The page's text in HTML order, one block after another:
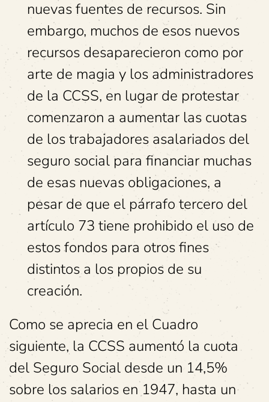
nuevas fuentes de recursos. Sin
embargo, muchos de esos nuevos
recursos desaparecieron como por
arte de magia y los administradores
de la CCSS, en lugar de protestar
comenzaron a aumentar las cuotas
de los trabajadores asalariados del
seguro social para financiar muchas
de esas nuevas obligaciones, a
pesar de que el párrafo tercero del
artículo 73 tiene prohibido el uso de
estos fondos para otros fines
distintos a los propios de su
creación.
Como se aprecia en el Cuadro
siguiente, la CCSS aumentó la cuota
del Seguro Social desde un 14,5%
sobre los salarios en 1947, hasta un